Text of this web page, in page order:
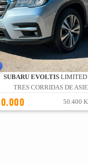
SUBARU EVOLTISLIMITED
TRES CORRIDAS DE
50.400